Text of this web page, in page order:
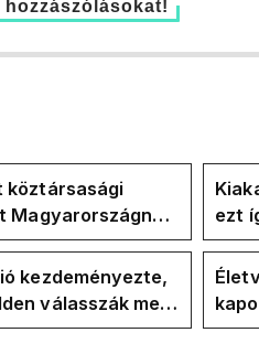
hozzászólásokat!
köztársasági
Magyarországnak
ezt
ezt
kezdeményezte,
válasszák meg
elnököt